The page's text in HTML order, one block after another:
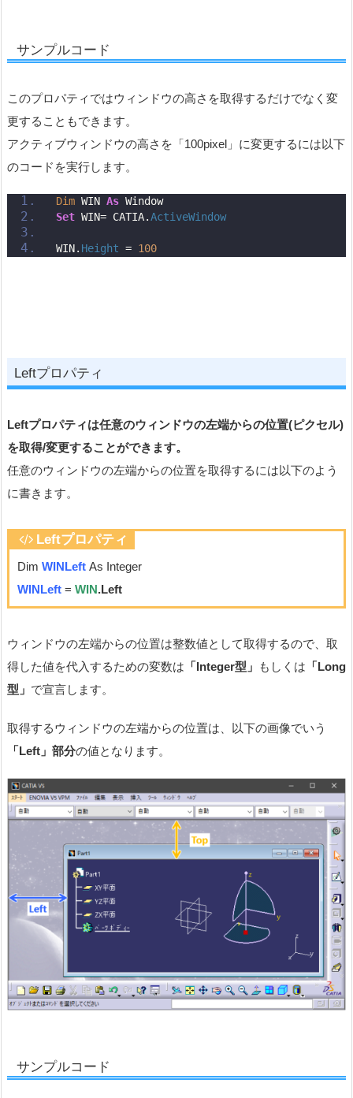
サンプルコード
このプロパティではウィンドウの高さを取得するだけでなく変
更することもできます。
アクティブウィンドウの高さを「100pixel」に変更するには以下
のコードを実行します。
Dim WIN As Window
Set WIN= CATIA.ActiveWindow
WIN. Height = 100
Leftプロパティ
Leftプロパティは任意のウィンドウの左端からの位置(ピクセル)
を取得/変更することができます。
任意のウィンドウの左端からの位置を取得するには以下のよう
に書きます。
Leftプロパティ
Dim WINLeft As Integer
WINLeft = WIN.Left
ウィンドウの左端からの位置は整数値として取得するので、取
得した値を代入するための変数は 「Integer型」 もしくは 「Long
型」 で宣言します。
取得するウィンドウの左端からの位置は、以下の画像でいう
「Left」部分の値となります。
サンプルコード